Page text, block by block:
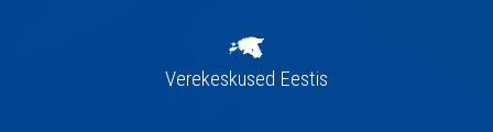
Verekeskused Eestis